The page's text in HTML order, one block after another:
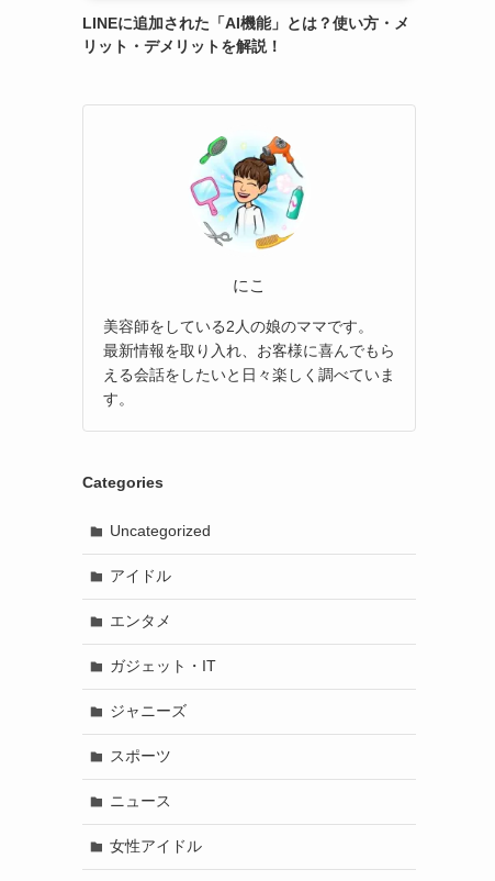
LINEに追加された「AI機能」とは？使い方・メ
リット・デメリットを解説！
にこ
美容師をしている2人の娘のママです。
最新情報を取り入れ、お客様に喜んでもら
える会話をしたいと日々楽しく調べていま
す。
Categories
Uncategorized
アイドル
エンタメ
ガジェット・IT
ジャニーズ
スポーツ
ニュース
女性アイドル